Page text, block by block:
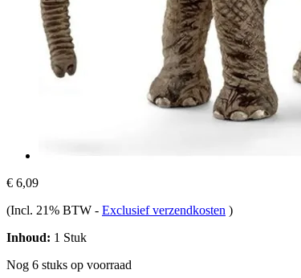
€ 6,09
(Incl. 21% BTW - Exclusief verzendkosten )
Inhoud: 1 Stuk
Nog 6 stuks op voorraad